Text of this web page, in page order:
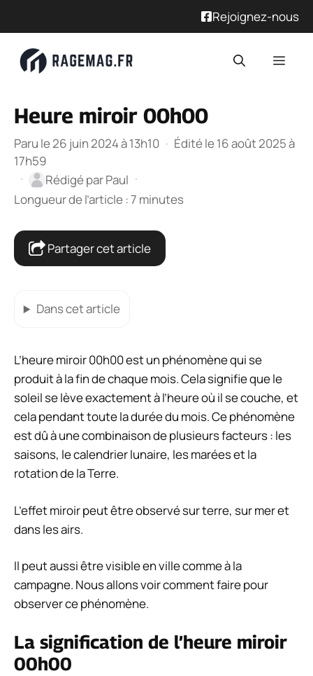
Rejoignez-nous
Heure miroir 00h00
Paru le 26 juin 2024 à 13h10 · Édité le 16 août 2025 à
17h59
·
Rédigé parPaul ·
Longueur de l’article : 7 minutes
Partager cet article
Dans cet article
L’heure miroir 00h00 est un phénomène qui se
produit à la fin de chaque mois. Cela signifie que le
soleil se lève exactement à l’heure où il se couche, et
cela pendant toute la durée du mois. Ce phénomène
est dû à une combinaison de plusieurs facteurs : les
saisons, le calendrier lunaire, les marées et la
rotation de la Terre.
L’effet miroir peut être observé sur terre, sur mer et
dans les airs.
Il peut aussi être visible en ville comme à la
campagne. Nous allons voir comment faire pour
observer ce phénomène.
La signification de l’heure miroir
00h00